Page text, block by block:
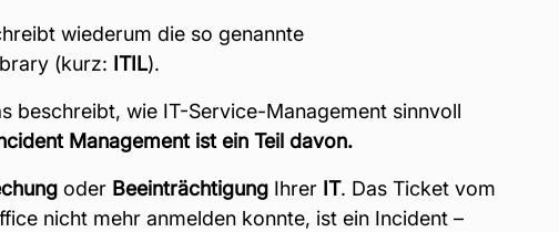
wiederum die so genannte
(kurz: ITIL).
beschreibt, wie IT-Service-Management sinnvoll
Management ist ein Teil davon.
oder Beeinträchtigung Ihrer IT. Das Ticket vom
nicht mehr anmelden konnte, ist ein Incident –